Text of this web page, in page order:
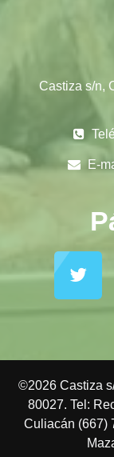
Castiza s/n,
E-
©2026 Castiza
80027. Tel:
Culiacán (667)